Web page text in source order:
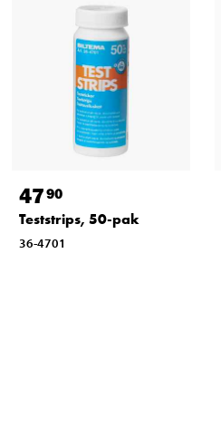
4790
Teststrips, 50-pak
36-4701